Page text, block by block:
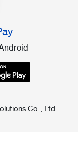
Co., Ltd.